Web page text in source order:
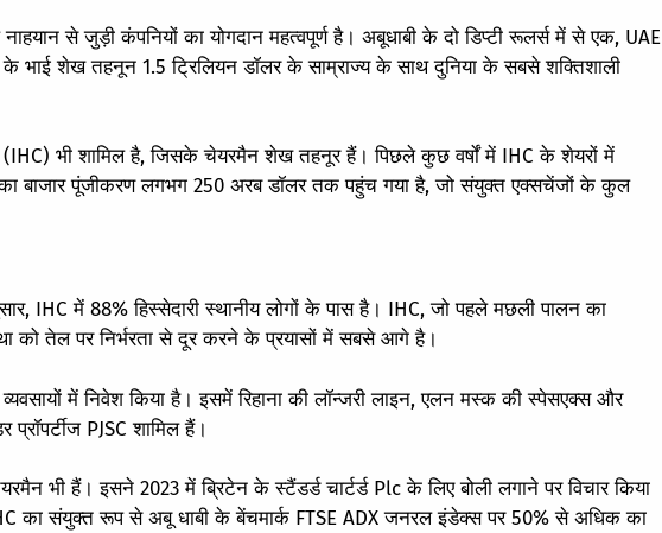
से जुड़ी कंपनियों का योगदान महत्वपूर्ण है। अबूधाबी के दो डिप्टी रूलर्स में से एक, UAE
के भाई शेख तहनून 1.5 ट्रिलियन डॉलर के साम्राज्य के साथ दुनिया के सबसे शक्तिशाली
(IHC) भी शामिल है, जिसके चेयरमैन शेख तहनूर हैं। पिछले कुछ वर्षों में IHC के शेयरों में
बाजार पूंजीकरण लगभग 250 अरब डॉलर तक पहुंच गया है, जो संयुक्त एक्सचेंजों के कुल
IHC में 88% हिस्सेदारी स्थानीय लोगों के पास है। IHC, जो पहले मछली पालन का
को तेल पर निर्भरता से दूर करने के प्रयासों में सबसे आगे है।
में निवेश किया है। इसमें रिहाना की लॉन्जरी लाइन, एलन मस्क की स्पेसएक्स और
प्रॉपर्टीज PJSC शामिल हैं।
भी हैं। इसने 2023 में ब्रिटेन के स्टैंडर्ड चार्टर्ड Plc के लिए बोली लगाने पर विचार किया
का संयुक्त रूप से अबू धाबी के बेंचमार्क FTSE ADX जनरल इंडेक्स पर 50% से अधिक का